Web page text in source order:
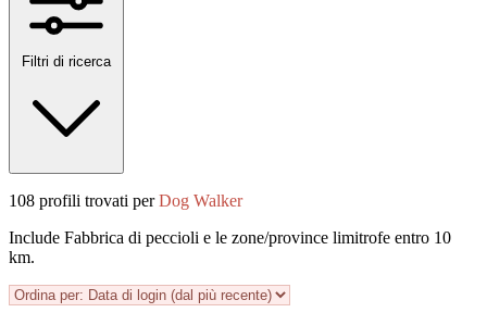
Filtri di ricerca
108 profili trovati perDog Walker
Include Fabbrica di peccioli e le zone/province limitrofe entro 10
km.